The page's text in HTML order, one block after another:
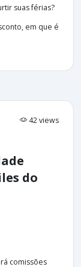
suas férias?
em que é
42 views
do
comissões